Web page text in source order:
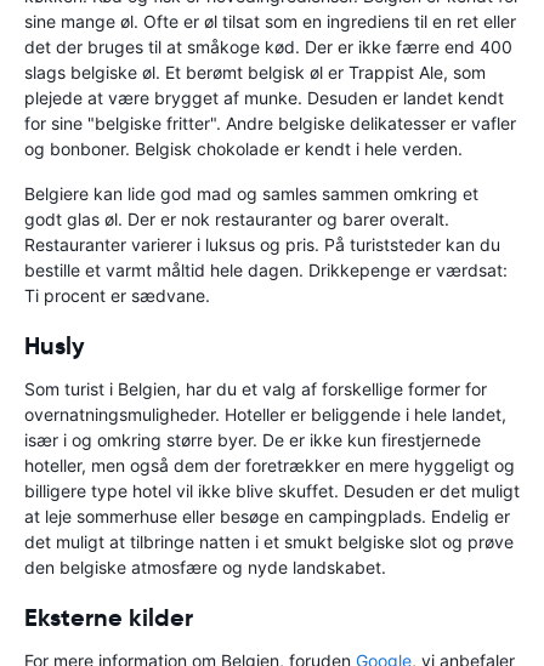
sine mange øl. Ofte er øl tilsat som en ingrediens til en ret eller
det der bruges til at småkoge kød. Der er ikke færre end 400
slags belgiske øl. Et berømt belgisk øl er Trappist Ale, som
plejede at være brygget af munke. Desuden er landet kendt
for sine "belgiske fritter". Andre belgiske delikatesser er vafler
og bonboner. Belgisk chokolade er kendt i hele verden.
Belgiere kan lide god mad og samles sammen omkring et
godt glas øl. Der er nok restauranter og barer overalt.
Restauranter varierer i luksus og pris. På turiststeder kan du
bestille et varmt måltid hele dagen. Drikkepenge er værdsat:
Ti procent er sædvane.
Husly
Som turist i Belgien, har du et valg af forskellige former for
overnatningsmuligheder. Hoteller er beliggende i hele landet,
især i og omkring større byer. De er ikke kun firestjernede
hoteller, men også dem der foretrækker en mere hyggeligt og
billigere type hotel vil ikke blive skuffet. Desuden er det muligt
at leje sommerhuse eller besøge en campingplads. Endelig er
det muligt at tilbringe natten i et smukt belgiske slot og prøve
den belgiske atmosfære og nyde landskabet.
Eksterne kilder
For mere information om Belgien, foruden Google, vi anbefaler